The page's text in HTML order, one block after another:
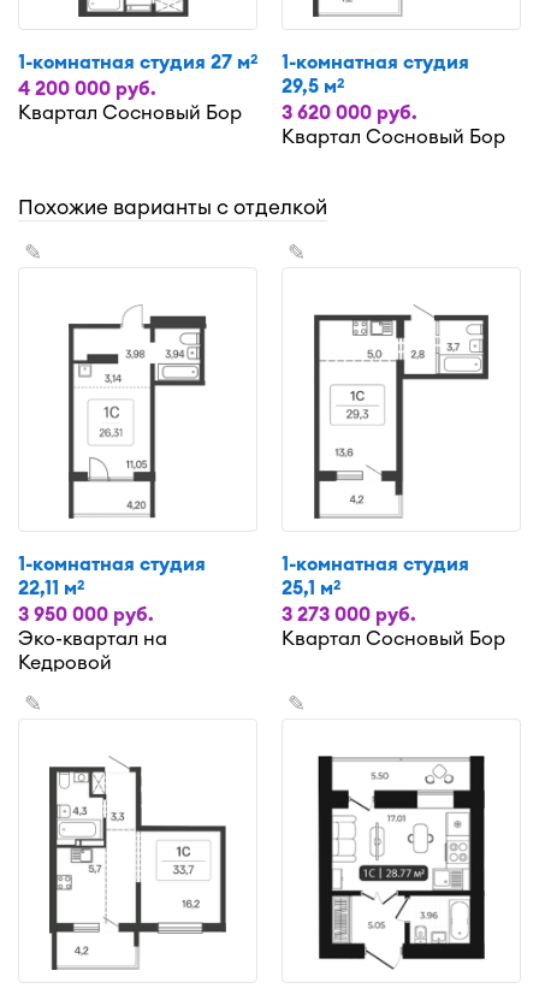
1-комнатная студия 27 м2
4 200 000 руб.
Квартал Сосновый Бор
1-комнатная студия
29,5 м2
3 620 000 руб.
Квартал Сосновый Бор
Похожие варианты с отделкой
✎
1-комнатная студия
22,11 м2
3 950 000 руб.
Эко-квартал на
Кедровой
✎
1-комнатная студия
25,1 м2
3 273 000 руб.
Квартал Сосновый Бор
✎ ✎